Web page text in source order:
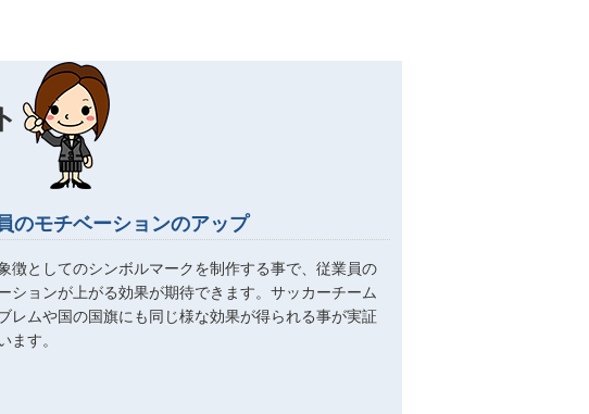
のモチベーションのアップ
徴としてのシンボルマークを制作する事で、従業員の
ションが上がる効果が期待できます。サッカーチーム
レムや国の国旗にも同じ様な効果が得られる事が実証
ます。